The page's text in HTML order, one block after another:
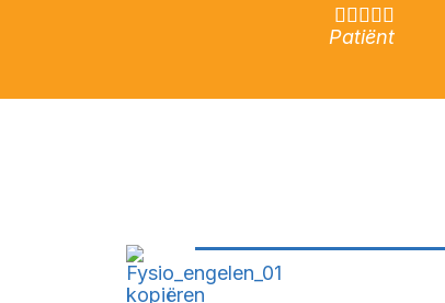
    
Patiënt